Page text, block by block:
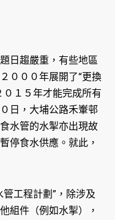
日趨嚴重，有些地區
０００年展開了“更換
０１５年才能完成所有
日，大埔公路禾輋邨
水管的水掣亦出現故
停食水供應。就此，
工程計劃”，除涉及
組件（例如水掣），